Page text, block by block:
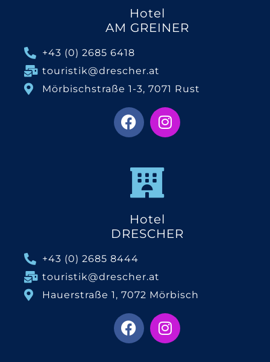
Hotel
AM GREINER
+43 (0) 2685 6418
touristik@drescher.at
Mörbischstraße 1-3, 7071 Rust
Hotel
DRESCHER
+43 (0) 2685 8444
touristik@drescher.at
Hauerstraße 1, 7072 Mörbisch